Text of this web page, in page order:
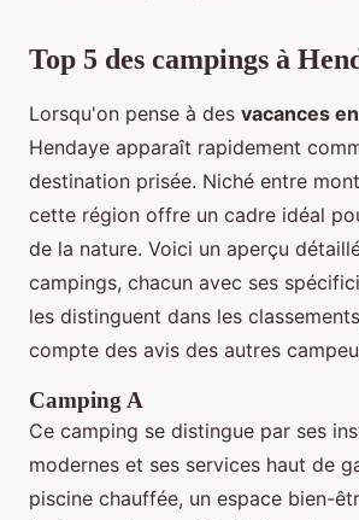
Top 5 des campings à
Lorsqu'on pense à des vacances
Hendaye apparaît rapidement
destination prisée. Niché entre
cette région offre un cadre idéal
de la nature. Voici un aperçu
campings, chacun avec ses
les distinguent dans les
compte des avis des autres
Camping A
Ce camping se distingue par ses
modernes et ses services haut de
piscine chauffée, un espace bien-